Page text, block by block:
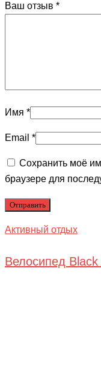
Ваш отзыв *
Имя *
Email *
Сохранить моё
браузере для
Активный отдых
Велосипед Black